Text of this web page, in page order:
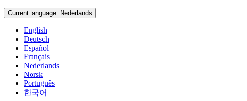
Current language: Nederlands
English
Deutsch
Español
Français
Nederlands
Norsk
Português
한국어